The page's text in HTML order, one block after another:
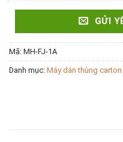
GỬI
Mã: MH-FJ-1A
Danh mục: Máy dán thùng